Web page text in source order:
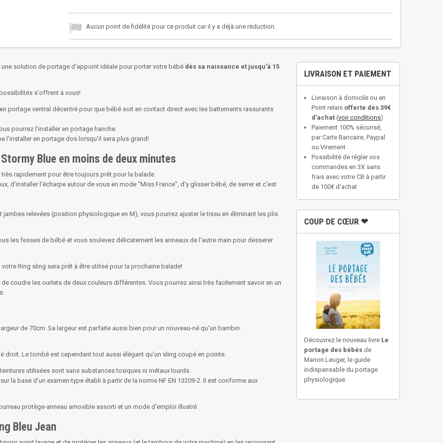
Aucun point de fidélité pour ce produit car il y a déjà une réduction.
solution de portage d'appoint idéale pour porter votre bébé dès sa naissance et jusqu'à 15
s'offrent à vous!
portage ventral décentré pour que bébé soit en contact direct avec les battements rassurants
pourrez l'installer en portage hanche.
l'installer en portage dos lorsqu'il sera plus grand!
Blue en moins de deux minutes
rapidement pour être toujours prêt pour la balade.
d'installer l'écharpe autour de vous en mode "Miss France", d'y glisser bébé, de serrer et c'est
relevées (position physiologique en M), vous pourrez ajuster le tissu en éliminant les plis
les fesses de bébé et vous soulevez délicatement les anneaux de l'autre main pour desserer
Ring sling sera prêt à être utilisé pour la prochaine balade!
coudre les ourlets de deux couleurs différentes. Vous pourrez ainsi très facilement savoir en un
de 70cm. Sa largeur est parfaite aussi bien pour un nouveau-né qu'un bambin.
droit. Le tombé est cependant tout aussi élégant qu'un sling coupé en pointe.
utilisées sont sans substances toxiques ni métaux lourds.
la base d’un examen-type établi à partir de la norme NF EN 13209-2. Il est conforme aux
protège-anneau amovible assorti et un mode d'emploi illustré
Bleu Jean
LIVRAISON ET PAIEMENT
Livraison à domicile ou en
Point relais offerte dès 39€
d'achat (voir conditions)
Paiement 100% sécurisé,
par Carte Bancaire, Paypal
ou Virement
Possibilité de régler vos
commandes en 3X sans
frais avec votre CB à partir
de 100€ d'achat
COUP DE CŒUR ❤
Découvrez le nouveau livre Le
portage des bébés de
Marion Leuger, le guide
indispensable du portage
physiologique.